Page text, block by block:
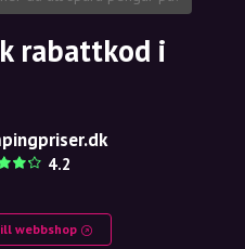
rabattkod i
4.2
webbshop